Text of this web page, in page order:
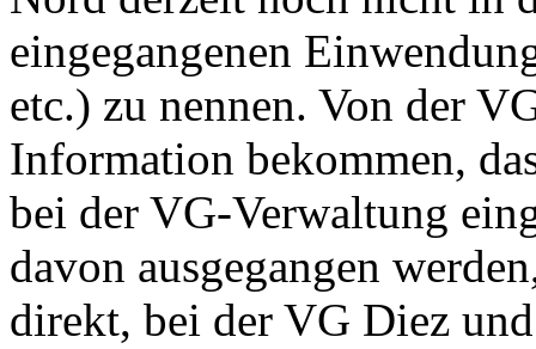
eingegangenen
etc.) zu nennen. Von der
Information bekommen,
bei der VG-Verwaltung
davon ausgegangen
direkt, bei der VG Diez